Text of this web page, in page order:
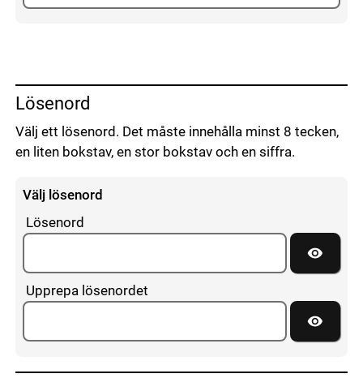
Lösenord
Välj ett lösenord. Det måste innehålla minst 8 tecken,
en liten bokstav, en stor bokstav och en siffra.
Välj lösenord
Lösenord
Visa
Upprepa lösenordet
Visa